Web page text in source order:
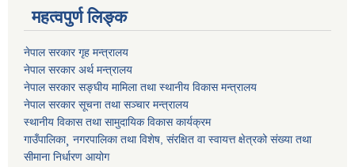
महत्वपुर्ण लिङ्क
नेपाल सरकार गृह मन्त्रालय
नेपाल सरकार अर्थ मन्त्रालय
नेपाल सरकार सङ्घीय मामिला तथा स्थानीय विकास मन्त्रालय
नेपाल सरकार सूचना तथा सञ्चार मन्त्रालय
स्थानीय विकास तथा सामुदायिक विकास कार्यक्रम
गाउँपालिका¸ नगरपालिका तथा विशेष, संरक्षित वा स्वायत्त क्षेत्रको संख्या तथा
सीमाना निर्धारण आयोग